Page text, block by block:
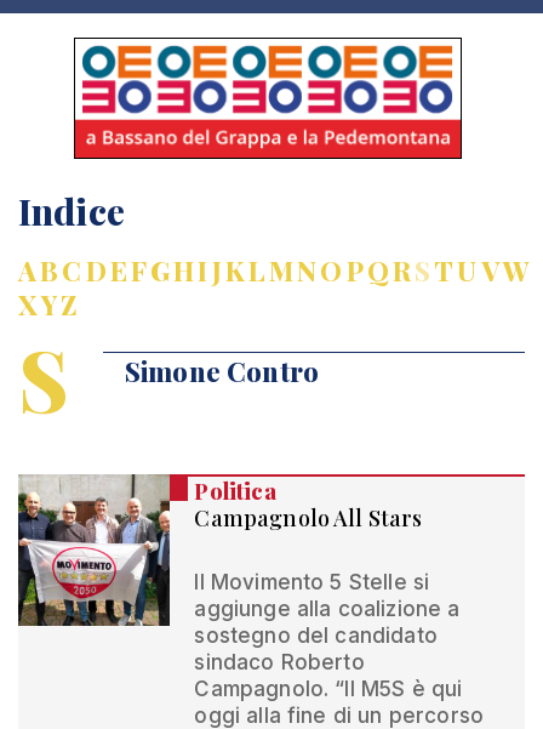
Indice
ABCDEFGHIJKLMNOPQRSTUVW
XYZ
S Simone Contro
Politica
Campagnolo All Stars
Il Movimento 5 Stelle si
aggiunge alla coalizione a
sostegno del candidato
sindaco Roberto
Campagnolo. “Il M5S è qui
oggi alla fine di un percorso